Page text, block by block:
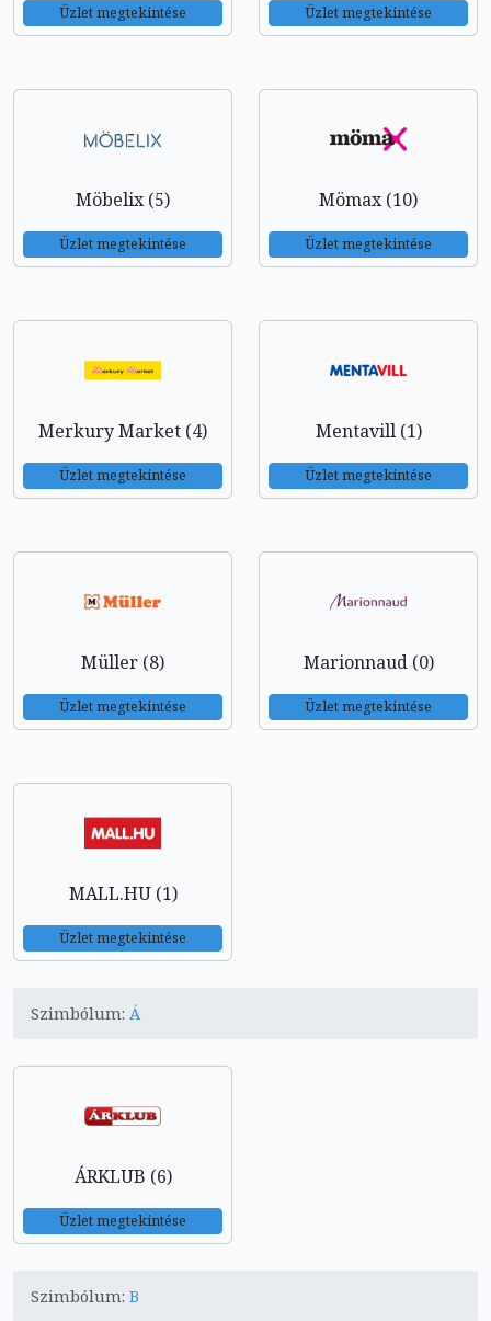
Üzlet megtekintése Üzlet megtekintése
Möbelix (5)
Üzlet megtekintése
Mömax (10)
Üzlet megtekintése
Merkury Market (4)
Üzlet megtekintése
Mentavill (1)
Üzlet megtekintése
Müller (8)
Üzlet megtekintése
Marionnaud (0)
Üzlet megtekintése
MALL.HU (1)
Üzlet megtekintése
Szimbólum: Á
ÁRKLUB (6)
Üzlet megtekintése
Szimbólum: B